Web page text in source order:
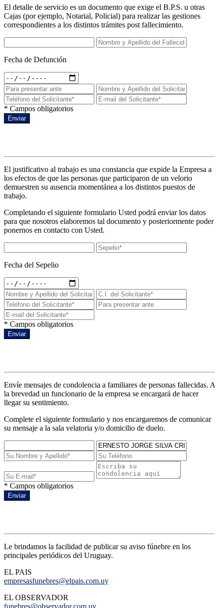
El detalle de servicio es un documento que exige el B.P.S. u otras
Cajas (por ejemplo, Notarial, Policial) para realizar las gestiones
correspondientes a los distintos trámites post fallecimiento.
Fecha de Defunción
* Campos obligatorios
Enviar
El justificativo al trabajo es una constancia que expide la Empresa a
los efectos de que las personas que participaron de un velorio
demuestren su ausencia momentánea a los distintos puestos de
trabajo.
Completando el siguiente formulario Usted podrá enviar los datos
para que nosotros elaboremos tal documento y posteriormente poder
ponernos en contacto con Usted.
Fecha del Sepelio
* Campos obligatorios
Enviar
Envíe mensajes de condolencia a familiares de personas fallecidas. A
la brevedad un funcionario de la empresa se encargará de hacer
llegar su sentimiento.
Complete el siguiente formulario y nos encargaremos de comunicar
su mensaje a la sala velatoria y/o domicilio de duelo.
* Campos obligatorios
Enviar
Le brindamos la facilidad de publicar su aviso fúnebre en los
principales periódicos del Uruguay.
EL PAIS
empresasfunebres@elpais.com.uy
EL OBSERVADOR
funebres@observador.com.uy